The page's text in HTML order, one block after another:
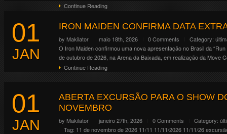
Continue Reading
01
JAN
IRON MAIDEN CONFIRMA DATA
by Makilator maio 18th, 2026 0 Comments Category:
O Iron Maiden confirmou uma nova apresentação no Brasil da
de outubro de 2026, na Arena da Baixada, em realização da
Continue Reading
01
JAN
ABERTA EXCURSÃO PARA O SHOW
NOVEMBRO
by Makilator janeiro 27th, 2026 0 Comments Category:
Tag: 11 de novembro de 2026 11/11 11/11/2026 11/11/26